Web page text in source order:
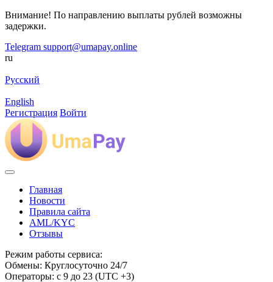
Внимание! По направлению выплаты рублей возможны
задержки.
Telegram support@umapay.online
ru
Русский
English
Регистрация Войти
Главная
Новости
Правила сайта
AML/KYC
Отзывы
Режим работы сервиса:
Обмены: Круглосуточно 24/7
Операторы: с 9 до 23 (UTC +3)